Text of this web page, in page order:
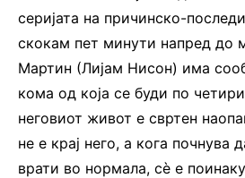
серијата на причинско-
скокам пет минути напред до
Мартин (Лијам Нисон) има
кома од која се буди по
неговиот живот е свртен
не е крај него, а кога почнува
врати во нормала, сè е